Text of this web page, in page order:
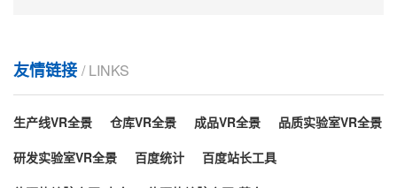
要求能承受杀...
年？近年来因环境保护问题备受关注，热熔胶这一环保
胶类产品因较多的优势备受各厂家青睐。目前使用最广
泛的当属EVA热熔胶。主要材料是乙烯-醋酸乙烯共聚物
临沂市如何用热熔胶棒快速封箱？
密封纸箱最快的方式是什么呢？很多人一定想到直接拿
友情链接 / LINKS
生产线VR全景 仓库VR全景 成品VR全景
品质实验室VR全景
研发实验室VR全景
百度统计
百度站长工具